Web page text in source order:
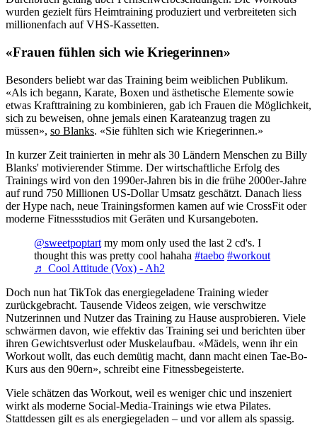
wurden gezielt fürs Heimtraining produziert und verbreiteten sich
millionenfach auf VHS-Kassetten.
«Frauen fühlen sich wie Kriegerinnen»
Besonders beliebt war das Training beim weiblichen Publikum.
«Als ich begann, Karate, Boxen und ästhetische Elemente sowie
etwas Krafttraining zu kombinieren, gab ich Frauen die Möglichkeit,
sich zu beweisen, ohne jemals einen Karateanzug tragen zu
müssen», so Blanks. «Sie fühlten sich wie Kriegerinnen.»
In kurzer Zeit trainierten in mehr als 30 Ländern Menschen zu Billy
Blanks' motivierender Stimme. Der wirtschaftliche Erfolg des
Trainings wird von den 1990er-Jahren bis in die frühe 2000er-Jahre
auf rund 750 Millionen US-Dollar Umsatz geschätzt. Danach liess
der Hype nach, neue Trainingsformen kamen auf wie CrossFit oder
moderne Fitnessstudios mit Geräten und Kursangeboten.
@sweetpoptart my mom only used the last 2 cd's. I
thought this was pretty cool hahaha #taebo #workout
♬ Cool Attitude (Vox) - Ah2
Doch nun hat TikTok das energiegeladene Training wieder
zurückgebracht. Tausende Videos zeigen, wie verschwitze
Nutzerinnen und Nutzer das Training zu Hause ausprobieren. Viele
schwärmen davon, wie effektiv das Training sei und berichten über
ihren Gewichtsverlust oder Muskelaufbau. «Mädels, wenn ihr ein
Workout wollt, das euch demütig macht, dann macht einen Tae-Bo-
Kurs aus den 90ern», schreibt eine Fitnessbegeisterte.
Viele schätzen das Workout, weil es weniger chic und inszeniert
wirkt als moderne Social-Media-Trainings wie etwa Pilates.
Stattdessen gilt es als energiegeladen – und vor allem als spassig.